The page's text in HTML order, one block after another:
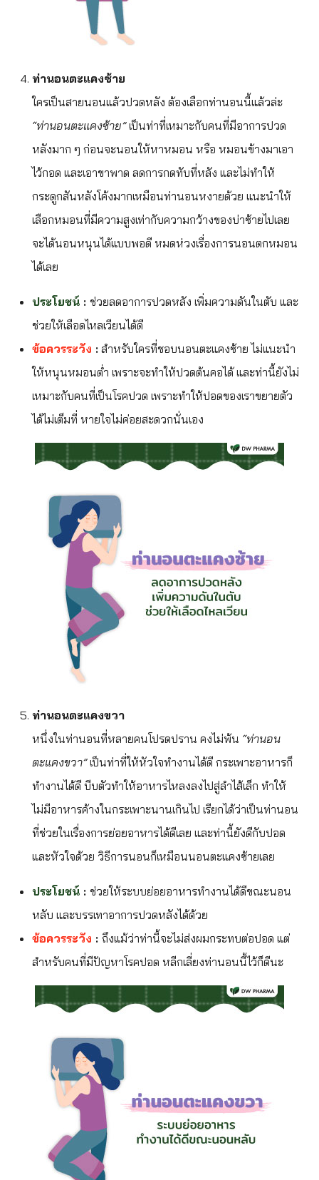
ท่านอนตะแคงซ้าย
ใครเป็นสายนอนแล้วปวดหลัง ต้องเลือกท่านอนนี้แล้วล่ะ
“ท่านอนตะแคงซ้าย”เป็นท่าที่เหมาะกับคนที่มีอาการปวด
หลังมาก ๆ ก่อนจะนอนให้หาหมอน หรือ หมอนข้างมาเอา
ไว้กอด และเอาขาพาด ลดการกดทับที่หลัง และไม่ทำให้
กระดูกสันหลังโค้งมากเหมือนท่านอนหงายด้วย แนะนำให้
เลือกหมอนที่มีความสูงเท่ากับความกว้างของบ่าซ้ายไปเลย
จะได้นอนหนุนได้แบบพอดี หมดห่วงเรื่องการนอนตกหมอน
ได้เลย
ประโยชน์ : ช่วยลดอาการปวดหลัง เพิ่มความดันในตับ และ
ช่วยให้เลือดไหลเวียนได้ดี
ข้อควรระวัง : สำหรับใครที่ชอบนอนตะแคงซ้าย ไม่แนะนำ
ให้หนุนหมอนต่ำ เพราะจะทำให้ปวดต้นคอได้ และท่านี้ยังไม่
เหมาะกับคนที่เป็นโรคปวด เพราะทำให้ปอดของเราขยายตัว
ได้ไม่เต็มที่ หายใจไม่ค่อยสะดวกนั่นเอง
ท่านอนตะแคงขวา
หนึ่งในท่านอนที่หลายคนโปรดปราน คงไม่พ้น “ท่านอน
ตะแคงขวา”เป็นท่าที่ให้หัวใจทำงานได้ดี กระเพาะอาหารก็
ทำงานได้ดี บีบตัวทำให้อาหารไหลงลงไปสู่ลำไส้เล็ก ทำให้
ไม่มีอาหารค้างในกระเพาะนานเกินไป เรียกได้ว่าเป็นท่านอน
ที่ช่วยในเรื่องการย่อยอาหารได้ดีเลย และท่านี้ยังดีกับปอด
และหัวใจด้วย วิธีการนอนก็เหมือนนอนตะแคงซ้ายเลย
ประโยชน์ : ช่วยให้ระบบย่อยอาหารทำงานได้ดีขณะนอน
หลับ และบรรเทาอาการปวดหลังได้ด้วย
ข้อควรระวัง : ถึงแม้ว่าท่านี้จะไม่ส่งผมกระทบต่อปอด แต่
สำหรับคนที่มีปัญหาโรคปอด หลีกเลี่ยงท่านอนนี้ไว้ก็ดีนะ